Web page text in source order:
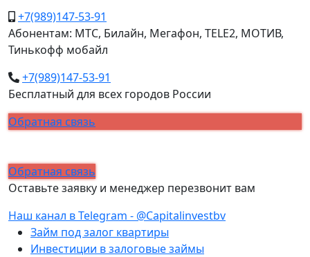
+7(989)147-53-91
Абонентам: МТС, Билайн, Мегафон, TELE2, МОТИВ,
Тинькофф мобайл
+7(989)147-53-91
Бесплатный для всех городов России
Обратная связь
Обратная связь
Оставьте заявку и менеджер перезвонит вам
Наш канал в Telegram - @Capitalinvestbv
Займ под залог квартиры
Инвестиции в залоговые займы